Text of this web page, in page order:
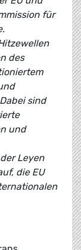
für
des
sind
und
Leyen
die EU